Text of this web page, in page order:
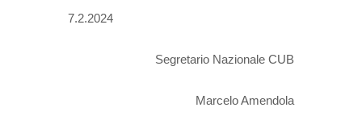
7.2.2024
Segretario Nazionale CUB
Marcelo Amendola